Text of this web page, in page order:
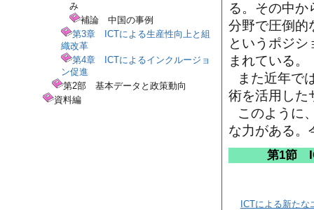
る。その中
分野で圧倒的
というポジ
まれている。
また近年で
術を活用した
このように
な力がある。
第1節
ICTによる新た
み
補論 中国の事例
第3章 ICTによる生産性向上と組
織改革
第4章 ICTによるインクルージョ
ン促進
第2部 基本データと政策動向
資料編